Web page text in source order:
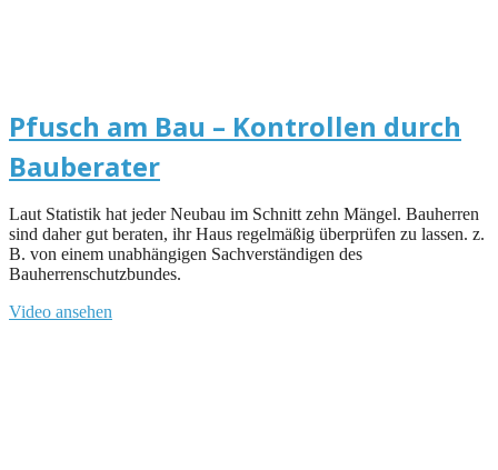
Pfusch am Bau – Kontrollen durch
Bauberater
Laut Statistik hat jeder Neubau im Schnitt zehn Mängel. Bauherren
sind daher gut beraten, ihr Haus regelmäßig überprüfen zu lassen. z.
B. von einem unabhängigen Sachverständigen des
Bauherrenschutzbundes.
Video ansehen